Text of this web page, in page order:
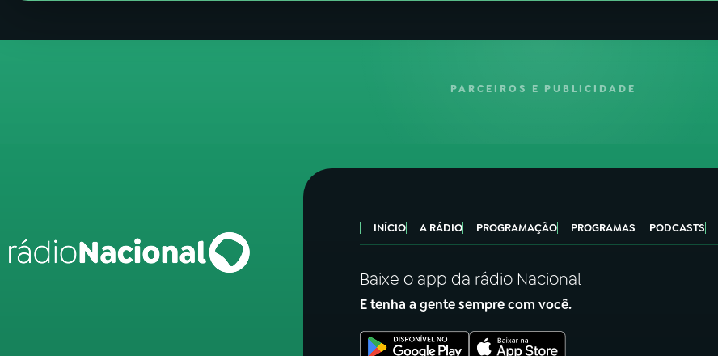
PARCEIROS E PUBLICIDADE
INÍCIO A RÁDIO PROGRAMAÇÃO PROGRAMAS PODCASTS
Baixe o app da rádio Nacional
E tenha a gente sempre com você.